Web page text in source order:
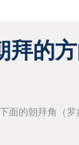
拜的
的朝拜角（